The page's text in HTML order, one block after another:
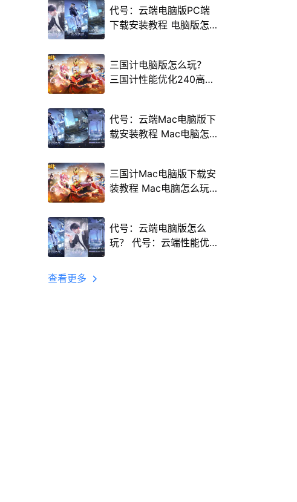
代号：云端电脑版PC端
下载安装教程 电脑版怎
三国计电脑版怎么玩？
三国计性能优化240高帧
代号：云端Mac电脑版下
载安装教程 Mac电脑怎
三国计Mac电脑版下载安
装教程 Mac电脑怎么玩
代号：云端电脑版怎么
玩？ 代号：云端性能优
查看更多